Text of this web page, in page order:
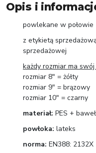
Opis i
powlekane w połowie
z etykietą
sprzedażowej
każdy rozmiar ma
rozmiar 8" = żółty
rozmiar 9" = brązowy
rozmiar 10" = czarny
materiał: PES +
powłoka: lateks
norma: EN388: 2132X